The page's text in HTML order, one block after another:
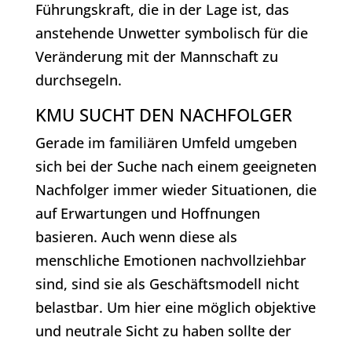
Führungskraft, die in der Lage ist, das
anstehende Unwetter symbolisch für die
Veränderung mit der Mannschaft zu
durchsegeln.
KMU SUCHT DEN NACHFOLGER
Gerade im familiären Umfeld umgeben
sich bei der Suche nach einem geeigneten
Nachfolger immer wieder Situationen, die
auf Erwartungen und Hoffnungen
basieren. Auch wenn diese als
menschliche Emotionen nachvollziehbar
sind, sind sie als Geschäftsmodell nicht
belastbar. Um hier eine möglich objektive
und neutrale Sicht zu haben sollte der